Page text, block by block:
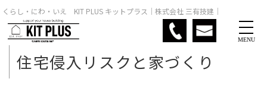
くらし・にわ・いえ KIT PLUS キットプラス｜株式会社 三有技建｜
MENU
住宅侵入リスクと家づくり